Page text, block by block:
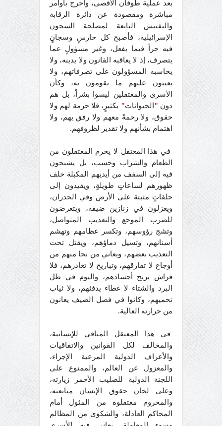
بعد عملية طوفان الأقصى، وأخرج بأوامر
مباشرة ومقصودة عن دائرة الرقابة
والتفتيش التابعة لمصلحة السجون
الإسرائيلية، فأصبح كل حارسٍ وسجانٍ
فيه حراً فيما يفعل، وغير مسؤولٍ عما
يتصرف، إذ لا يعاقبه القانون ولا يدينه، ولا
يحاسبه المسؤولون على تصرفاتهم، ولا
يعيبون عليهم ما يقومون به، وكأن
الأسرى والمعتقلين ليسوا بشراً، بل هم
دون " الحيوانات" بكثيرٍ، فلا حرمة لهم ولا
حقوق، ولا رحمةً معهم ولا رفق بهم، ولا
اهتمام بشأنهم ولا تقدير لظروفهم.
في هذا المعتقل لا يحرم المعتقلون من
الطعام والشراب وحسب، بل يشبحون
فيه إلى السقف من أيديهم المكبلة خلف
ظهورهم لساعاتٍ طويلةٍ، ويقيدون إلى
حلقاتٍ مثبتة على الأرض وفي الجدران،
ويعزلون في زنازين ضيقة، ويتعرضون
للضرب الموجع والتعذيب المتواصل،
وتشج رؤوسهم، وتكسر عظامهم وتهشم
أسنانهم، وتسيل دماؤهم، ويقتل تحت
التعذيب بعضهم، ويعاني من نجا منهم من
أوجاع لا تفارقهم، وتباريح لا تغادرهم، فلا
فراش يريح أجسادهم، واليوم في ظل
البرد والشتاء لا غطاء يدفئهم، ولا ثياب
تحميهم، وكانوا في فصل الصيف يعانون
من حرارته العالية.
في هذا المعتقل المنافي للإنسانية،
والمخالف لكل القوانين والاتفاقيات
والأعراف الدولية المرعية الإجراء،
والمعزول عن العالم، والممنوع على
اللجنة الدولية للصليب الأحمر زيارته،
وعلى لجان حقوق الإنسان متابعته،
والمحروم معتقلوه من المثول أمام
المحاكم العادلة، والشكوى من المظالم